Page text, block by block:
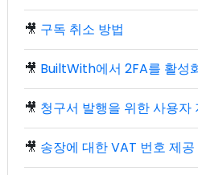
🎥 구독 취소 방법
🎥 BuiltWith에서 2FA를 활성
🎥 청구서 발행을 위한 사용자
🎥 송장에 대한 VAT 번호 제공